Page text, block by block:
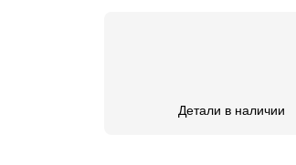
Детали в наличии